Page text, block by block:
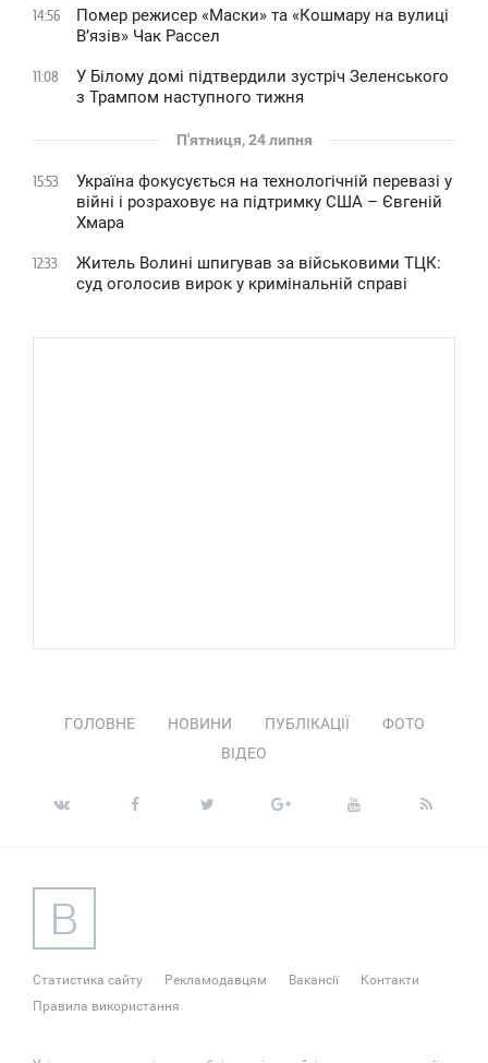
14:56
Помер режисер «Маски» та «Кошмару на вулиці
В’язів» Чак Рассел
11:08
У Білому домі підтвердили зустріч Зеленського
з Трампом наступного тижня
П'ятниця, 24 липня
15:53
Україна фокусується на технологічній перевазі у
війні і розраховує на підтримку США – Євгеній
Хмара
12:33
Житель Волині шпигував за військовими ТЦК:
суд оголосив вирок у кримінальній справі
ГОЛОВНЕ НОВИНИ ПУБЛІКАЦІЇ
ФОТО
ВІДЕО
Статистика сайту Рекламодавцям Вакансії
Контакти
Правила використання